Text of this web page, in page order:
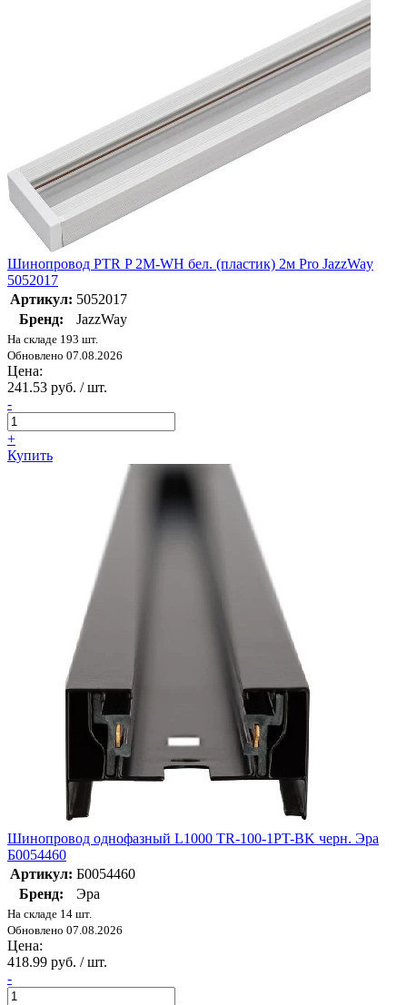
Шинопровод PTR P 2M-WH бел. (пластик) 2м Pro JazzWay
5052017
Артикул: 5052017
Бренд:
JazzWay
На складе 193 шт.
Обновлено 07.08.2026
Цена:
241.53 руб. / шт.
-
+
Купить
Шинопровод однофазный L1000 TR-100-1PT-BK черн. Эра
Б0054460
Артикул: Б0054460
Бренд:
Эра
На складе 14 шт.
Обновлено 07.08.2026
Цена:
418.99 руб. / шт.
-